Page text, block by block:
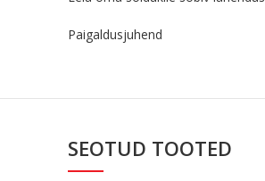
Paigaldusjuhend
SEOTUD TOOTED